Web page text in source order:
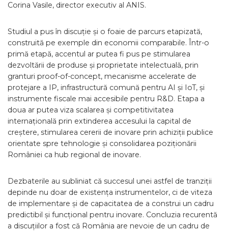
Corina Vasile, director executiv al ANIS.
Studiul a pus în discuție și o foaie de parcurs etapizată,
construită pe exemple din economii comparabile. Într-o
primă etapă, accentul ar putea fi pus pe stimularea
dezvoltării de produse și proprietate intelectuală, prin
granturi proof-of-concept, mecanisme accelerate de
protejare a IP, infrastructură comună pentru AI și IoT, și
instrumente fiscale mai accesibile pentru R&D. Etapa a
doua ar putea viza scalarea și competitivitatea
internațională prin extinderea accesului la capital de
creștere, stimularea cererii de inovare prin achiziții publice
orientate spre tehnologie și consolidarea poziționării
României ca hub regional de inovare.
Dezbaterile au subliniat că succesul unei astfel de tranziții
depinde nu doar de existența instrumentelor, ci de viteza
de implementare și de capacitatea de a construi un cadru
predictibil și funcțional pentru inovare. Concluzia recurentă
a discuțiilor a fost că România are nevoie de un cadru de